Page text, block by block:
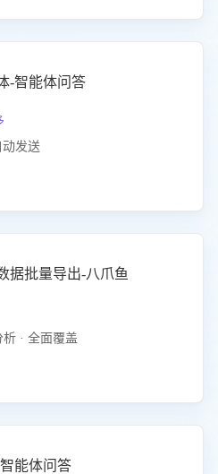
-智能体问答
动发送
据批量导出-八爪鱼
· 全面覆盖
能体问答